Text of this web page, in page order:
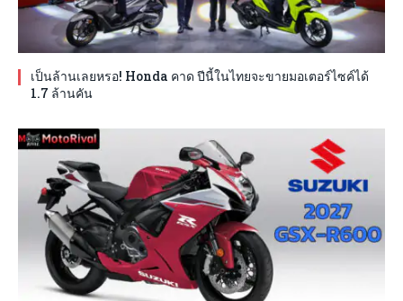
เป็นล้านเลยหรอ! Honda คาด ปีนี้ในไทยจะขายมอเตอร์ไซค์ได้
1.7 ล้านคัน